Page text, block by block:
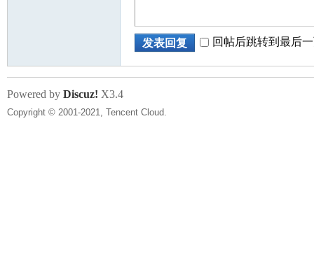
发表回复 回帖后跳转到最后
Powered by Discuz! X3.4
Copyright © 2001-2021, Tencent Cloud.